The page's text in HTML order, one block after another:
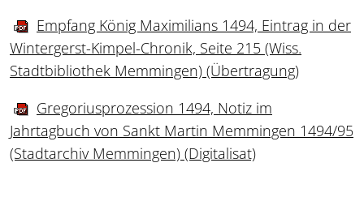
Empfang König Maximilians 1494, Eintrag in der
Wintergerst-Kimpel-Chronik, Seite 215 (Wiss.
Stadtbibliothek Memmingen) (Übertragung)
Gregoriusprozession 1494, Notiz im
Jahrtagbuch von Sankt Martin Memmingen 1494/95
(Stadtarchiv Memmingen) (Digitalisat)